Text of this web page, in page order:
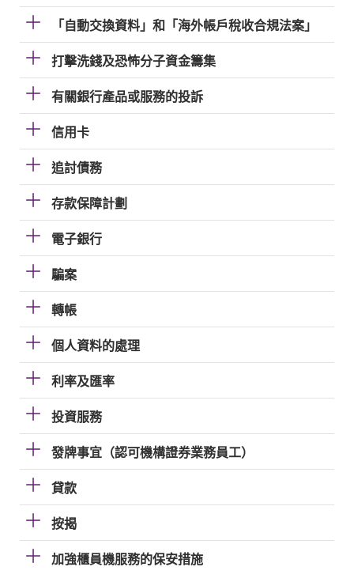
「自動交換資料」和「海外帳戶稅收合規法案」
打擊洗錢及恐怖分子資金籌集
有關銀行產品或服務的投訴
信用卡
追討債務
存款保障計劃
電子銀行
騙案
轉帳
個人資料的處理
利率及匯率
投資服務
發牌事宜（認可機構證券業務員工）
貸款
按揭
加強櫃員機服務的保安措施